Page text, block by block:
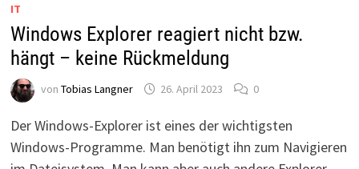
IT
Windows Explorer reagiert nicht bzw.
hängt – keine Rückmeldung
von Tobias Langner 26. April 2023 0
Der Windows-Explorer ist eines der wichtigsten
Windows-Programme. Man benötigt ihn zum Navigieren